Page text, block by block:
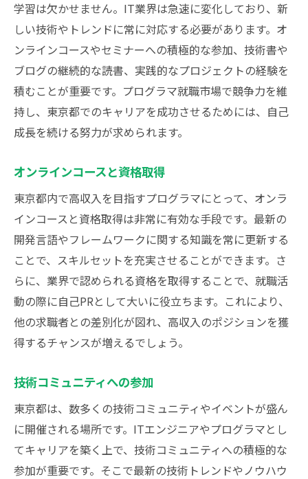
学習は欠かせません。IT業界は急速に変化しており、新
しい技術やトレンドに常に対応する必要があります。オ
ンラインコースやセミナーへの積極的な参加、技術書や
ブログの継続的な読書、実践的なプロジェクトの経験を
積むことが重要です。プログラマ就職市場で競争力を維
持し、東京都でのキャリアを成功させるためには、自己
成長を続ける努力が求められます。
オンラインコースと資格取得
東京都内で高収入を目指すプログラマにとって、オンラ
インコースと資格取得は非常に有効な手段です。最新の
開発言語やフレームワークに関する知識を常に更新する
ことで、スキルセットを充実させることができます。さ
らに、業界で認められる資格を取得することで、就職活
動の際に自己PRとして大いに役立ちます。これにより、
他の求職者との差別化が図れ、高収入のポジションを獲
得するチャンスが増えるでしょう。
技術コミュニティへの参加
東京都は、数多くの技術コミュニティやイベントが盛ん
に開催される場所です。ITエンジニアやプログラマとし
てキャリアを築く上で、技術コミュニティへの積極的な
参加が重要です。そこで最新の技術トレンドやノウハウ